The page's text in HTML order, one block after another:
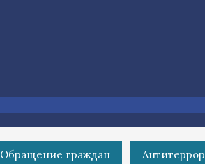
Обращение граждан Антитеррор